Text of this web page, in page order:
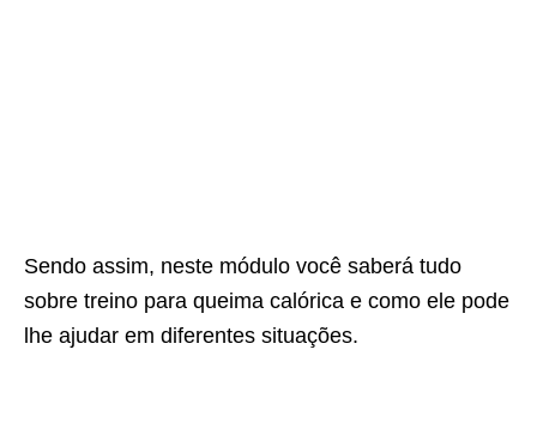
Sendo assim, neste módulo você saberá tudo
sobre treino para queima calórica e como ele pode
lhe ajudar em diferentes situações.